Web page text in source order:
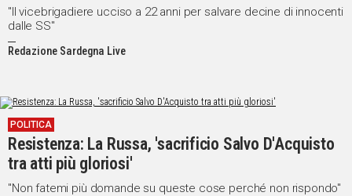
MEDIO
CAMPIDANO
POLITICA
IN
ITALIA
NEL
MONDO
"Il vicebrigadiere ucciso a 22 anni per salvare decine di innocenti
dalle SS"
Redazione Sardegna Live
POLITICA
Resistenza: La Russa, 'sacrificio Salvo D'Acquisto
tra atti più gloriosi'
"Non fatemi più domande su queste cose perché non rispondo"